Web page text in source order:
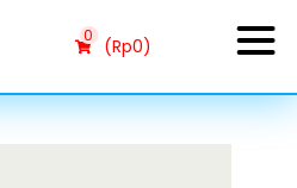
0 (Rp0)